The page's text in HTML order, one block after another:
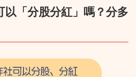
以「分股分紅」嗎？分多